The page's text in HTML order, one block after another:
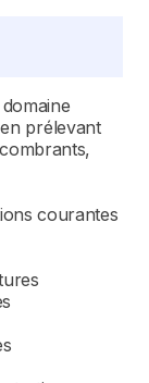
prélevant
courantes